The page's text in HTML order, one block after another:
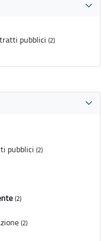
pubblici (2)
pubblici (2)
(2)
(2)